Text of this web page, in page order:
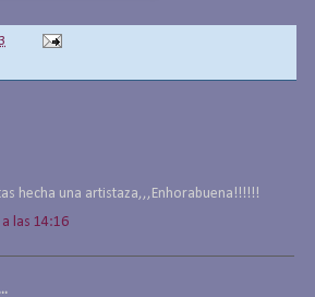
hecha una artistaza,,,Enhorabuena!!!!!!
las 14:16